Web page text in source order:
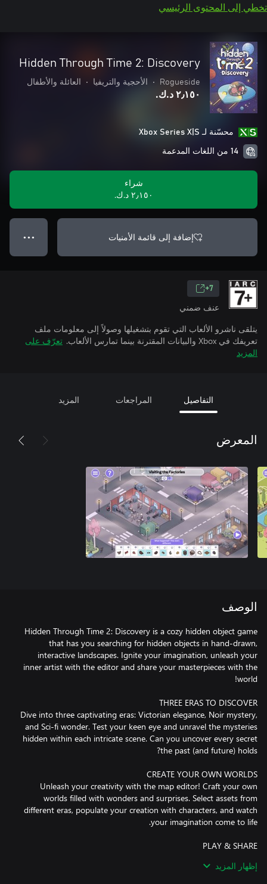
تخطي إلى المحتوى الرئيسي
Hidden Through Time 2: Discovery
Rogueside
• الأحجية والتريفيا • العائلة والأطفال
٢٫١٥٠ د.ك.‏
محسّنة لـ Xbox Series X|S
14 من اللغات المدعمة
شراء
٢٫١٥٠ د.ك.‏
إضافة إلى قائمة الأمنيات ● ● ●
7+
عنف ضمني
يتلقى ناشرو الألعاب التي تقوم بتشغيلها وصولاً إلى معلومات ملف
تعريفك في Xbox والبيانات المقترنة بينما تمارس الألعاب.
تعرّف على
المزيد
التفاصيل المراجعات المزيد
المعرض
الوصف
Hidden Through Time 2: Discovery is a cozy hidden object game
that has you searching for hidden objects in hand-drawn,
interactive landscapes. Ignite your imagination, unleash your
inner artist with the editor and share your masterpieces with the
Dive into three captivating eras: Victorian elegance, Noir mystery,
and Sci-fi wonder. Test your keen eye and unravel the mysteries
hidden within each intricate scene. Can you uncover every secret
Unleash your creativity with the map editor! Craft your own
worlds filled with wonders and surprises. Select assets from
different eras, populate your creation with characters, and watch
community and explore a plethora of user-generated maps.
إظهار المزيد